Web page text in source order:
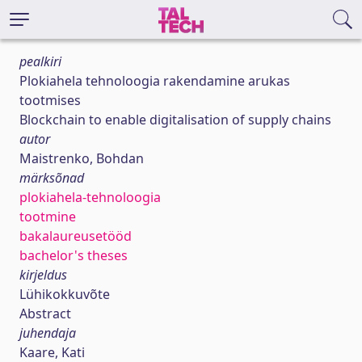
pealkiri
Plokiahela tehnoloogia rakendamine arukas
tootmises
Blockchain to enable digitalisation of supply chains
autor
Maistrenko, Bohdan
märksõnad
plokiahela-tehnoloogia
tootmine
bakalaureusetööd
bachelor's theses
kirjeldus
Lühikokkuvõte
Abstract
juhendaja
Kaare, Kati